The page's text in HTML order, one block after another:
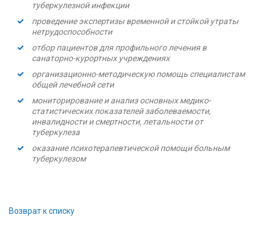
туберкулезной инфекции
проведение экспертизы временной и стойкой утраты
нетрудоспособности
отбор пациентов для профильного лечения в
санаторно-курортных учреждениях
организационно-методическую помощь специалистам
общей лечебной сети
мониторирование и анализ основных медико-
статистических показателей заболеваемости,
инвалидности и смертности, летальности от
туберкулеза
оказание психотерапевтической помощи больным
туберкулезом
Возврат к списку